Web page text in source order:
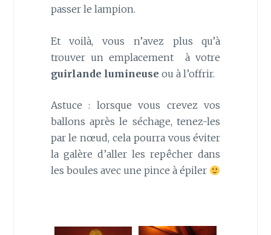
passer le lampion.
Et voilà, vous n’avez plus qu’à
trouver un emplacement à votre
guirlande lumineuse ou à l’offrir.
Astuce : lorsque vous crevez vos
ballons après le séchage, tenez-les
par le nœud, cela pourra vous éviter
la galère d’aller les repêcher dans
les boules avec une pince à épiler